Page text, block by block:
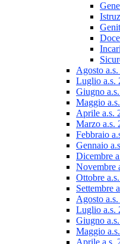
Agosto
Luglio a.s.
Giugno
Maggio
Aprile a.s.
Marzo a.s.
Febbraio
Gennaio
Dicembre
Novembre
Ottobre
Settembre
Agosto
Luglio a.s.
Giugno
Maggio